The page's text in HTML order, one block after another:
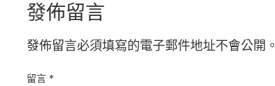
發佈留言
發佈留言必須填寫的電子郵件地址不會公開。
留言 *